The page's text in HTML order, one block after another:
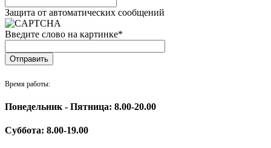
Защита от автоматических сообщений
Введите слово на картинке*
Время работы:
Понедельник - Пятница: 8.00-20.00
Суббота: 8.00-19.00